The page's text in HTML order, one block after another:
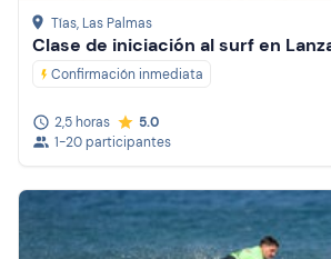
Tías, Las Palmas
Clase de iniciación al surf en
Confirmación inmediata
2,5 horas
5.0
1-20 participantes